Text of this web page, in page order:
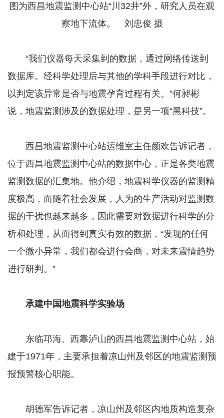
图为西昌地震监测中心站“川32井”外，研究人员在观
察地下流体。 刘忠俊 摄
“我们仪器每天采集到的数据，通过网络传送到
数据库。经科学处理后与其他的学科手段进行对比，
以判定该异常是否与地震孕育过程有关。”何昶彬
说，地震监测涉及的数据处理，是另一项“黑科技”。
西昌地震监测中心站运维室主任颜欢告诉记者，
位于西昌地震监测中心站的数据中心，正是各类地震
监测数据的汇集地。他介绍，地震科学仪器的监测精
度极高，而随着社会发展，人为的生产活动对监测数
据的干扰也越来越多，因此需要对数据进行科学的分
析和处理，从而得到真实有效的数据，“发现的任何
一个微小异常，我们都会进行会商，对未来震情趋势
进行研判。”
承建中国地震科学实验场
东临邛海、西靠泸山的西昌地震监测中心站，始
建于1971年，主要承担着凉山州及邻区的地震监测预
报预警核心职能。
胡德军告诉记者，凉山州及邻区内地质构造复杂